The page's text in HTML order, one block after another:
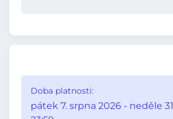
Doba platnosti:
pátek 7. srpna 2026 - neděle